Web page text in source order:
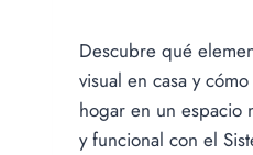
Jesica
Samanez
Descubre qué
visual en casa y
hogar en un espacio
y funcional con el